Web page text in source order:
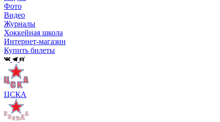
Фото
Видео
Журналы
Хоккейная школа
Интернет-магазин
Купить билеты
ЦСКА